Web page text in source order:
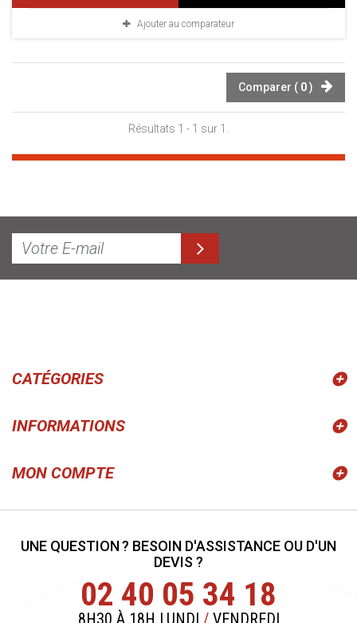
Ajouter au comparateur
Comparer ( 0)
Résultats 1 - 1 sur 1.
CATÉGORIES
INFORMATIONS
MON COMPTE
UNE QUESTION ? BESOIN D'ASSISTANCE OU D'UN
DEVIS ?
02 40 05 34 18
8H30 À 18H LUNDI /VENDREDI